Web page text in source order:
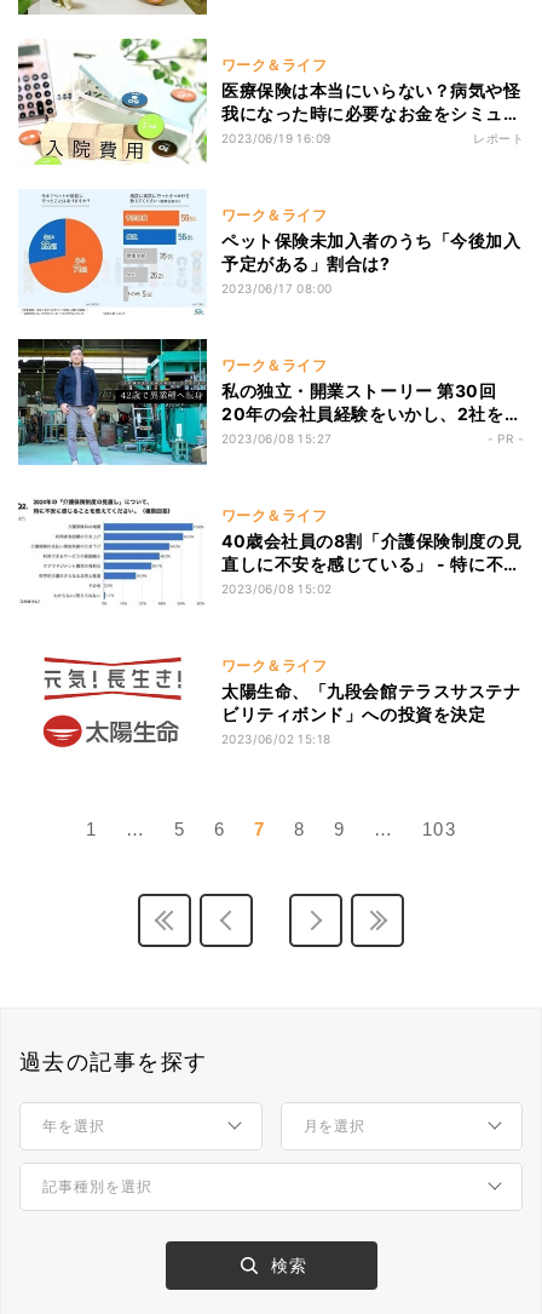
ワーク＆ライフ
医療保険は本当にいらない？病気や怪
我になった時に必要なお金をシミュレ
ーションしてみよう
2023/06/19 16:09 レポート
ワーク＆ライフ
ペット保険未加入者のうち「今後加入
予定がある」割合は?
2023/06/17 08:00
ワーク＆ライフ
私の独立・開業ストーリー 第30回
20年の会社員経験をいかし、2社を経
営する実業家に転身！ 鉄で人々を喜
2023/06/08 15:27 - PR -
ワーク＆ライフ
40歳会社員の8割「介護保険制度の見
直しに不安を感じている」 - 特に不安
なことは?
2023/06/08 15:02
ワーク＆ライフ
太陽生命、「九段会館テラスサステナ
ビリティボンド」への投資を決定
2023/06/02 15:18
1 … 5 6 7 8 9 … 103
過去の記事を探す